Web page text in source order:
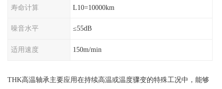
寿命计算 L10=10000km
噪音水平 ≤55dB
适用速度 150m/min
THK高温轴承主要应用在持续高温或温度骤变的特殊工况中，能够